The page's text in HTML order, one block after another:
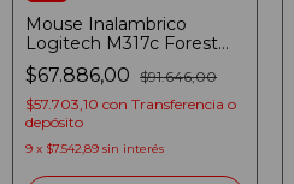
Mouse Inalambrico
Logitech M317c Forest
Floral Edition Color Azul
$67.886,00 $91.646,00
$57.703,10 con Transferencia o
depósito
9 x $7.542,89 sin interés